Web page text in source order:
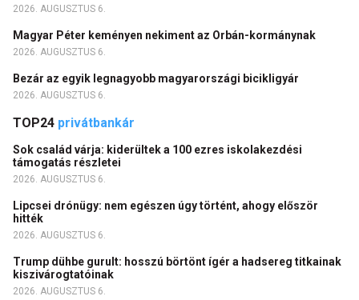
2026. AUGUSZTUS 6.
Magyar Péter keményen nekiment az Orbán-kormánynak
2026. AUGUSZTUS 6.
Bezár az egyik legnagyobb magyarországi bicikligyár
2026. AUGUSZTUS 6.
TOP24 privátbankár
Sok család várja: kiderültek a 100 ezres iskolakezdési
támogatás részletei
2026. AUGUSZTUS 6.
Lipcsei drónügy: nem egészen úgy történt, ahogy először
hitték
2026. AUGUSZTUS 6.
Trump dühbe gurult: hosszú börtönt ígér a hadsereg titkainak
kiszivárogtatóinak
2026. AUGUSZTUS 6.